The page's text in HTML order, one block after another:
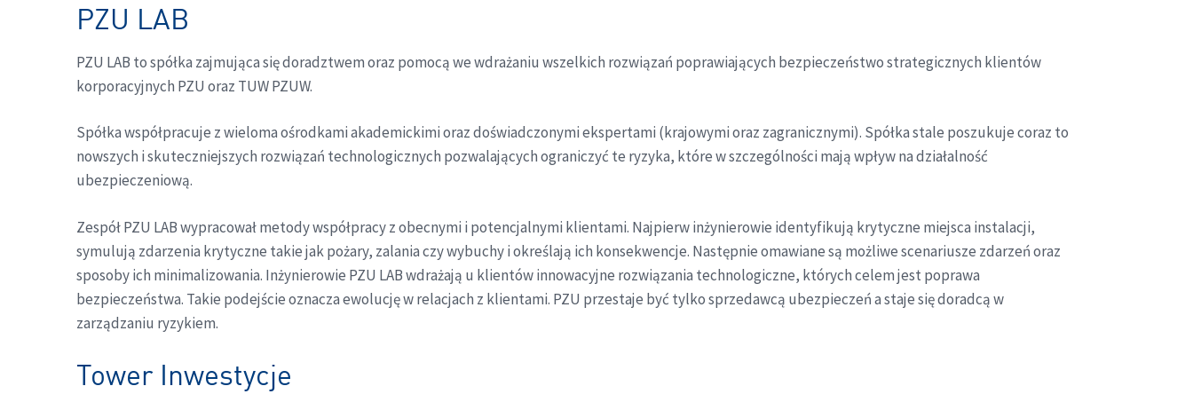
PZU LAB
PZU LAB to spółka zajmująca się doradztwem oraz pomocą we wdrażaniu wszelkich rozwiązań poprawiających bezpieczeństwo strategicznych klientów
korporacyjnych PZU oraz TUW PZUW.
Spółka współpracuje z wieloma ośrodkami akademickimi oraz doświadczonymi ekspertami (krajowymi oraz zagranicznymi). Spółka stale poszukuje coraz to
nowszych i skuteczniejszych rozwiązań technologicznych pozwalających ograniczyć te ryzyka, które w szczególności mają wpływ na działalność
ubezpieczeniową.
Zespół PZU LAB wypracował metody współpracy z obecnymi i potencjalnymi klientami. Najpierw inżynierowie identyfikują krytyczne miejsca instalacji,
symulują zdarzenia krytyczne takie jak pożary, zalania czy wybuchy i określają ich konsekwencje. Następnie omawiane są możliwe scenariusze zdarzeń oraz
sposoby ich minimalizowania. Inżynierowie PZU LAB wdrażają u klientów innowacyjne rozwiązania technologiczne, których celem jest poprawa
bezpieczeństwa. Takie podejście oznacza ewolucję w relacjach z klientami. PZU przestaje być tylko sprzedawcą ubezpieczeń a staje się doradcą w
zarządzaniu ryzykiem.
Tower Inwestycje